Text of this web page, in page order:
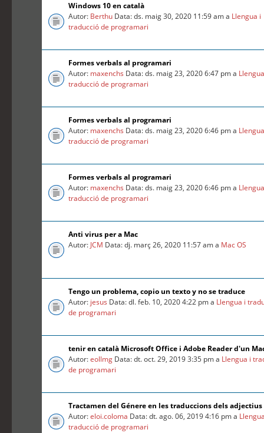
Windows 10 en català
Autor: Berthu Data: ds. maig 30, 2020 11:59 am a Llengua i
traducció de programari
Formes verbals al programari
Autor: maxenchs Data: ds. maig 23, 2020 6:47 pm a
traducció de programari
Formes verbals al programari
Autor: maxenchs Data: ds. maig 23, 2020 6:46 pm a
traducció de programari
Formes verbals al programari
Autor: maxenchs Data: ds. maig 23, 2020 6:46 pm a
traducció de programari
Anti virus per a Mac
Autor: JCM Data: dj. març 26, 2020 11:57 am a Mac OS
Tengo un problema, copio un texto y no se traduce
Autor: jesus Data: dl. feb. 10, 2020 4:22 pm a Llengua i
de programari
tenir en català Microsoft Office i Adobe Reader d'un
Autor:eollmg Data: dt. oct. 29, 2019 3:35 pm a Llengua i
de programari
Tractamen del Génere en les traduccions dels adjectius
Autor:eloi.coloma Data: dt. ago. 06, 2019 4:16 pm a
traducció de programari